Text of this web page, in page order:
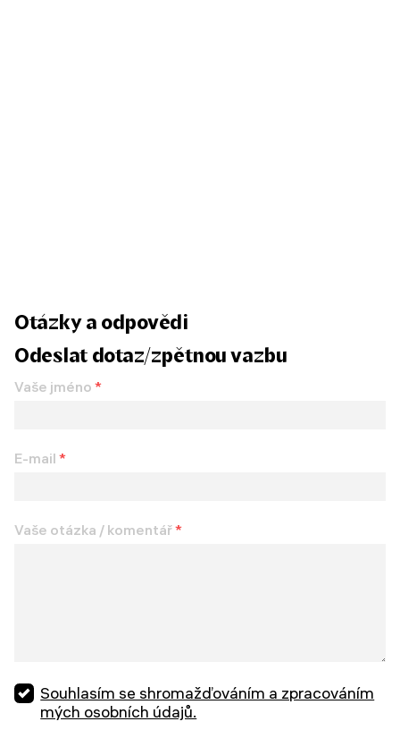
Otázky a odpovědi
Odeslat dotaz/zpětnou vazbu
Vaše jméno *
E-mail *
Vaše otázka / komentář*
Souhlasím se shromažďováním a zpracováním
mých osobních údajů.